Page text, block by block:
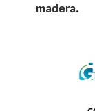
madera.